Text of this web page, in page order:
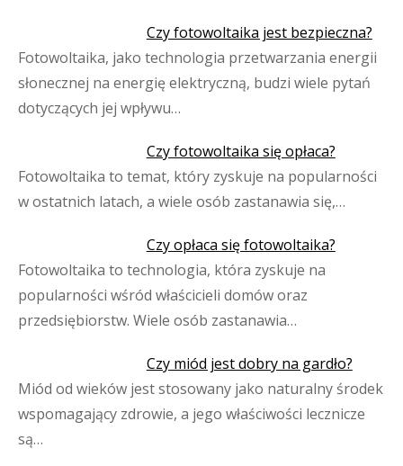
Czy fotowoltaika jest bezpieczna?
Fotowoltaika, jako technologia przetwarzania energii
słonecznej na energię elektryczną, budzi wiele pytań
dotyczących jej wpływu…
Czy fotowoltaika się opłaca?
Fotowoltaika to temat, który zyskuje na popularności
w ostatnich latach, a wiele osób zastanawia się,…
Czy opłaca się fotowoltaika?
Fotowoltaika to technologia, która zyskuje na
popularności wśród właścicieli domów oraz
przedsiębiorstw. Wiele osób zastanawia…
Czy miód jest dobry na gardło?
Miód od wieków jest stosowany jako naturalny środek
wspomagający zdrowie, a jego właściwości lecznicze
są…